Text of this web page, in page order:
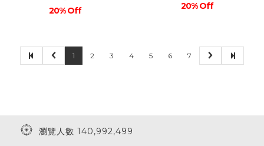
20% Off 20% Off
1 2 3 4 5 6 7
瀏覽人數 140,992,499